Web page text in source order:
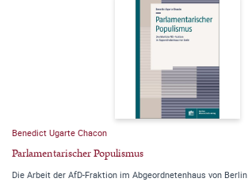
Benedict Ugarte Chacon
Parlamentarischer Populismus
Die Arbeit der AfD-Fraktion im Abgeordnetenhaus von Berlin